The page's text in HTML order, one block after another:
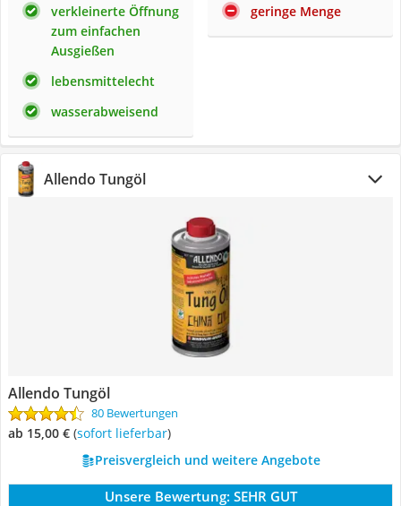
verkleinerte Öffnung
zum einfachen
Ausgießen
lebensmittelecht
wasserabweisend
geringe Menge
Allendo Tungöl
Allendo Tungöl
80 Bewertungen
ab 15,00 € ( Sofort lieferbar)
Preisvergleich und weitere Angebote
Unsere Bewertung: SEHR GUT